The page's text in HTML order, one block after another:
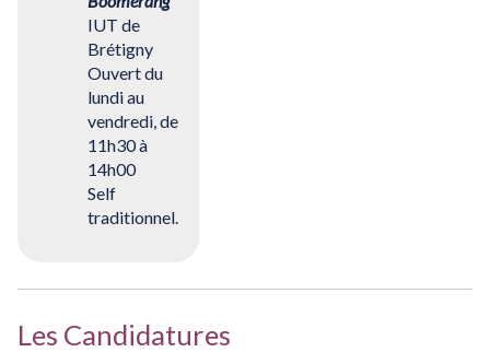
IUT de
Brétigny
Ouvert du
lundi au
vendredi, de
11h30 à
14h00
Self
traditionnel.
Les Candidatures